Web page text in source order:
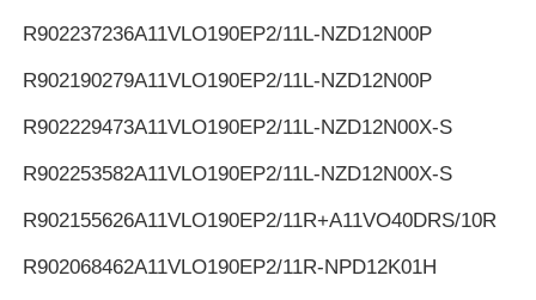
R902237236A11VLO190EP2/11L-NZD12N00P
R902190279A11VLO190EP2/11L-NZD12N00P
R902229473A11VLO190EP2/11L-NZD12N00X-S
R902253582A11VLO190EP2/11L-NZD12N00X-S
R902155626A11VLO190EP2/11R+A11VO40DRS/10R
R902068462A11VLO190EP2/11R-NPD12K01H